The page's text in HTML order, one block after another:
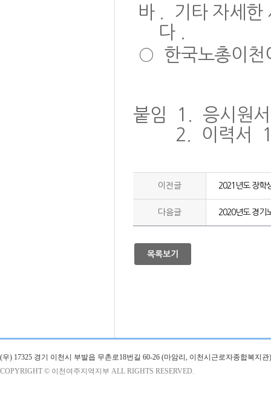
바
기타 자세한
다
○
한국노총이
붙임 1.
응시원
2.
이력서
이전글 2021년도 장학
다음글 2020년도 경기
목록보기
(우) 17325 경기 이천시 부발읍 무촌로18번길 60-26 (마암리, 이천시근로자종합복지관
COPYRIGHT © 이천여주지역지부 ALL RIGHTS RESERVED.